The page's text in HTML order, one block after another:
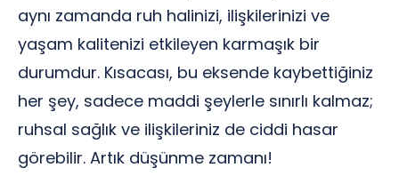
aynı zamanda ruh halinizi, ilişkilerinizi ve
yaşam kalitenizi etkileyen karmaşık bir
durumdur. Kısacası, bu eksende kaybettiğiniz
her şey, sadece maddi şeylerle sınırlı kalmaz;
ruhsal sağlık ve ilişkileriniz de ciddi hasar
görebilir. Artık düşünme zamanı!